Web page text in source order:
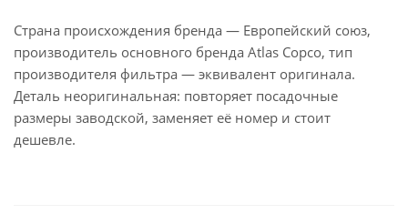
Страна происхождения бренда — Европейский союз,
производитель основного бренда Atlas Copco, тип
производителя фильтра — эквивалент оригинала.
Деталь неоригинальная: повторяет посадочные
размеры заводской, заменяет её номер и стоит
дешевле.